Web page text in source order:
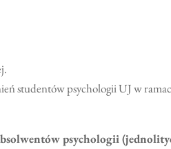
studentów psychologii UJ w
psychologii